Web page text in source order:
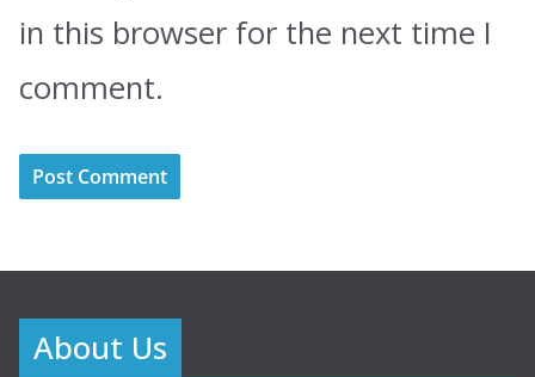
in this browser for the next time I
comment.
About Us